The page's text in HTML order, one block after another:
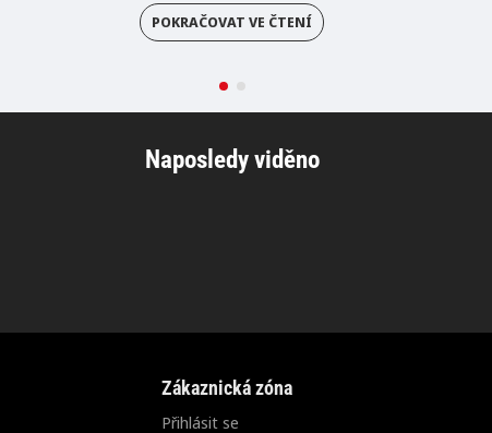
POKRAČOVAT VE ČTENÍ
Naposledy viděno
Zákaznická zóna
Přihlásit se